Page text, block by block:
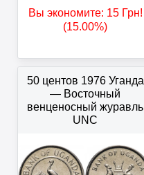
Вы экономите: 15Грн!
(15.00%)
50 центов 1976 Уганда
— Восточный
венценосный журавль
UNC